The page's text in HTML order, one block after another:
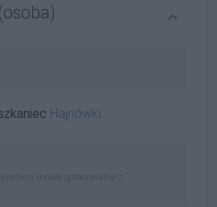
(osoba)
Hajnówki
(nowe opracowanie z